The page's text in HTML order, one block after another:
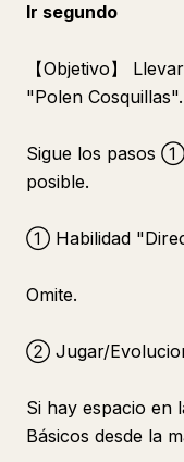
Ir segundo
【Objetivo】
"Polen Cosquillas".
Sigue los pasos
posible.
① Habilidad
Omite.
② Jugar/
Si hay espacio en
Básicos desde la